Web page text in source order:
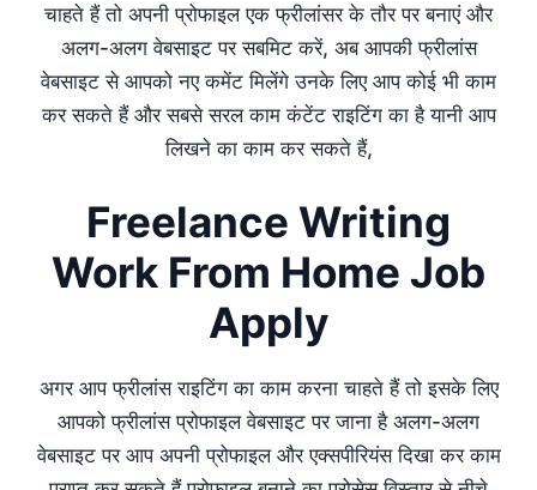
चाहते हैं तो अपनी प्रोफाइल एक फ्रीलांसर के तौर पर बनाएं और
अलग-अलग वेबसाइट पर सबमिट करें, अब आपकी फ्रीलांस
वेबसाइट से आपको नए कमेंट मिलेंगे उनके लिए आप कोई भी काम
कर सकते हैं और सबसे सरल काम कंटेंट राइटिंग का है यानी आप
लिखने का काम कर सकते हैं,
Freelance Writing
Work From Home Job
Apply
अगर आप फ्रीलांस राइटिंग का काम करना चाहते हैं तो इसके लिए
आपको फ्रीलांस प्रोफाइल वेबसाइट पर जाना है अलग-अलग
वेबसाइट पर आप अपनी प्रोफाइल और एक्सपीरियंस दिखा कर काम